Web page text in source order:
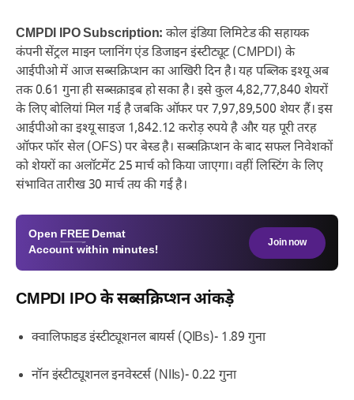
CMPDI IPO Subscription: कोल इंडिया लिमिटेड की सहायक
कंपनी सेंट्रल माइन प्लानिंग एंड डिजाइन इंस्टीट्यूट (CMPDI) के
आईपीओ में आज सब्सक्रिप्शन का आखिरी दिन है। यह पब्लिक इश्यू अब
तक 0.61 गुना ही सब्सक्राइब हो सका है। इसे कुल 4,82,77,840 शेयरों
के लिए बोलियां मिल गई है जबकि ऑफर पर 7,97,89,500 शेयर हैं। इस
आईपीओ का इश्यू साइज 1,842.12 करोड़ रुपये है और यह पूरी तरह
ऑफर फॉर सेल (OFS) पर बेस्ड है। सब्सक्रिप्शन के बाद सफल निवेशकों
को शेयरों का अलॉटमेंट 25 मार्च को किया जाएगा। वहीं लिस्टिंग के लिए
संभावित तारीख 30 मार्च तय की गई है।
Open FREE Demat
Account within minutes!
Join now
CMPDI IPO के सब्सक्रिप्शन आंकड़े
क्वालिफाइड इंस्टीट्यूशनल बायर्स (QIBs)- 1.89 गुना
नॉन इंस्टीट्यूशनल इनवेस्टर्स (NIIs)- 0.22 गुना